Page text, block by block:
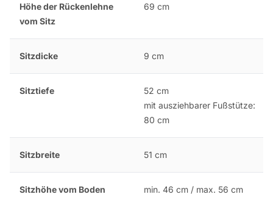
Höhe der Rückenlehne
vom Sitz
69 cm
Sitzdicke 9 cm
Sitztiefe
52 cm
mit ausziehbarer Fußstütze:
80 cm
Sitzbreite 51 cm
Sitzhöhe vom Boden min. 46 cm / max. 56 cm